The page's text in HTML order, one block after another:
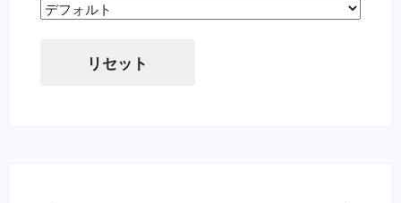
虫下し・寄生虫駆除（要・犬）
胃腸薬・消化器用（要・犬）
目薬・眼軟膏（要・犬）
（寄）蚊
Sort Products
リセット